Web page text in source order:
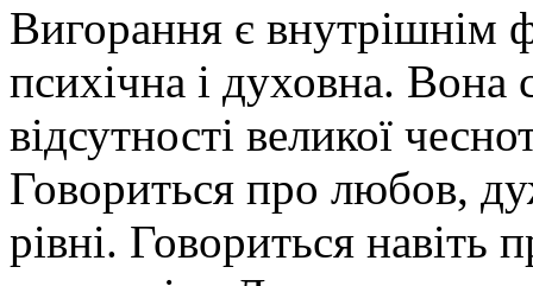
Вигорання є
психічна і духовна. Вона
відсутності великої
Говориться про любов,
рівні. Говориться навіть